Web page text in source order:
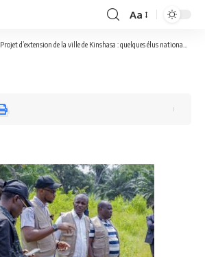
Font
Resizer
Aa
Projet d’extension de la ville de Kinshasa : quelques élus nationaux ont visité le site à Maluku.